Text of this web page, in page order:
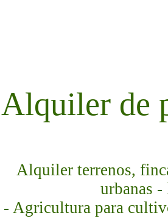
Alquiler de
Alquiler terrenos,
urbanas -
- Agricultura para